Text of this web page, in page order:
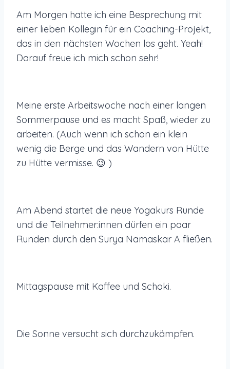
Am Morgen hatte ich eine Besprechung mit
einer lieben Kollegin für ein Coaching-Projekt,
das in den nächsten Wochen los geht. Yeah!
Darauf freue ich mich schon sehr!
Meine erste Arbeitswoche nach einer langen
Sommerpause und es macht Spaß, wieder zu
arbeiten. (Auch wenn ich schon ein klein
wenig die Berge und das Wandern von Hütte
zu Hütte vermisse. 😉 )
Am Abend startet die neue Yogakurs Runde
und die Teilnehmer:innen dürfen ein paar
Runden durch den Surya Namaskar A fließen.
Mittagspause mit Kaffee und Schoki.
Die Sonne versucht sich durchzukämpfen.